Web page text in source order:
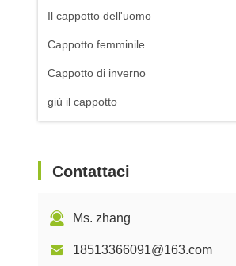
Il cappotto dell'uomo
Cappotto femminile
Cappotto di inverno
giù il cappotto
Contattaci
Ms. zhang
18513366091@163.com